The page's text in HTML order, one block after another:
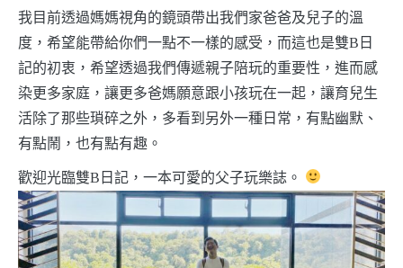
我目前透過媽媽視角的鏡頭帶出我們家爸爸及兒子的溫
度，希望能帶給你們一點不一樣的感受，而這也是雙B日
記的初衷，希望透過我們傳遞親子陪玩的重要性，進而感
染更多家庭，讓更多爸媽願意跟小孩玩在一起，讓育兒生
活除了那些瑣碎之外，多看到另外一種日常，有點幽默、
有點鬧，也有點有趣。
歡迎光臨雙B日記，一本可愛的父子玩樂誌。